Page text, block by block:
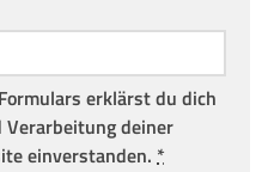
erklärst du dich
Verarbeitung deiner
einverstanden. *